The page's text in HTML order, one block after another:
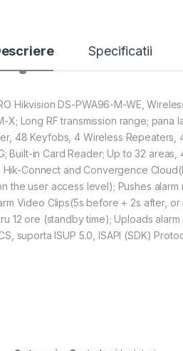
Specificatii
Hikvision DS-PWA96-M-WE,
X; Long RF transmission range;
48 Keyfobs, 4 Wireless Repeaters,
Built-in Card Reader; Up to 32
Connect and Convergence
user access level); Pushes alarm
Video Clips(5s before + 2s after,
12 ore (standby time); Uploads
suporta ISUP 5.0, ISAPI (SDK)